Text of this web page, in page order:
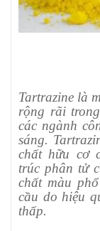
Tartrazine là
rộng rãi
các ngành
sáng.
chất hữu cơ
trúc phân tử
chất màu
cầu do hiệu
thấp.